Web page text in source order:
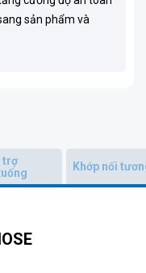
sản phẩm và
trợ
Khớp nối